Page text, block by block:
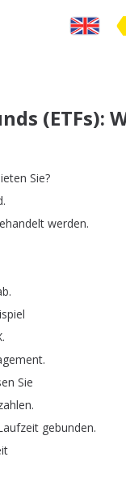
(ETFs):
Sie?
.
werden.
.
.
.
Sie
.
gebunden.